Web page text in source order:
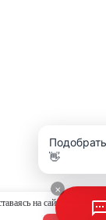
на сайте, вы
×
👋